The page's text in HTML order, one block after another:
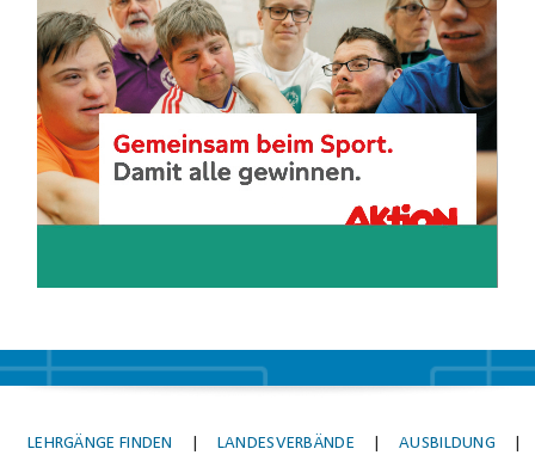
Player
LEHRGÄNGE FINDEN LANDESVERBÄNDE AUSBILDUNG